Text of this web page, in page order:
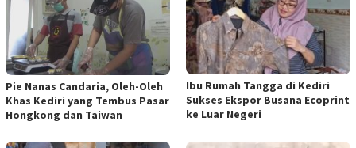
Pie Nanas Candaria, Oleh-Oleh
Khas Kediri yang Tembus Pasar
Hongkong dan Taiwan
Ibu Rumah Tangga di Kediri
Sukses Ekspor Busana Ecoprint
ke Luar Negeri